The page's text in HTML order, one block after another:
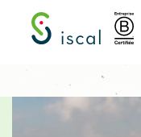
Aller au contenu